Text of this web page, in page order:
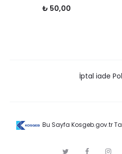
₺ 50,00
İptal iade
Bu Sayfa Kosgeb.gov.tr
F I